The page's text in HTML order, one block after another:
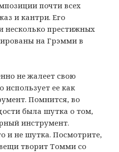
почти всех
и кантри. Его
несколько престижных
на Грэмми в
не жалеет свою
использует ее как
Помнится, во
была шутка о том,
инструмент.
и не шутка. Посмотрите,
творит Томми со